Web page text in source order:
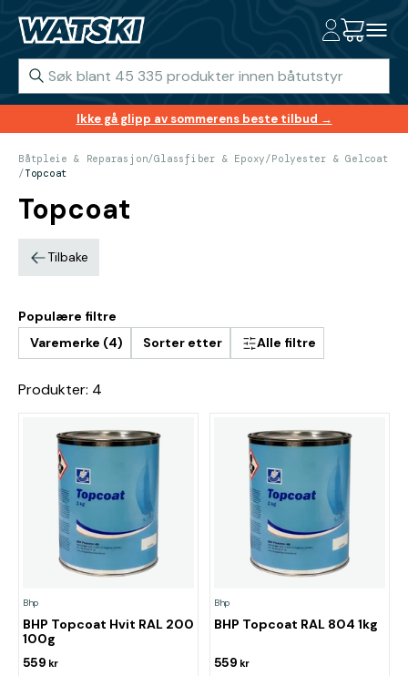
Ikke gå glipp av sommerens beste tilbud →
Båtpleie & Reparasjon/Glassfiber & Epoxy/Polyester & Gelcoat
/Topcoat
Topcoat
Tilbake
Populære filtre
Varemerke (4)
Sorter etter Alle filtre
Produkter: 4
Bhp
BHP Topcoat Hvit RAL 200
100g
559 kr
Bhp
BHP Topcoat RAL 804 1kg
559 kr